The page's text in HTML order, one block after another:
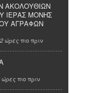
ΑΚΟΛΟΥΘΙΩΝ
ΙΕΡΑΣ ΜΟΝΗΣ
ΑΓΡΑΦΩΝ
ώρες πιο πριν
ώρες πιο πριν